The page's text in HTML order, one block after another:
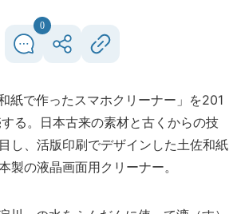
0
紙で作ったスマホクリーナー」を201
る。日本古来の素材と古くからの技
し、活版印刷でデザインした土佐和紙
製の液晶画面用クリーナー。